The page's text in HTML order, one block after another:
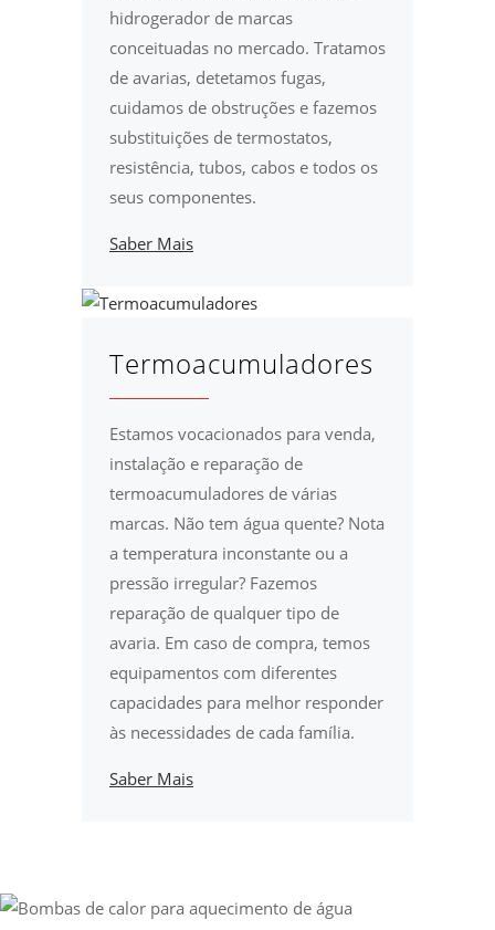
hidrogerador de marcas
conceituadas no mercado. Tratamos
de avarias, detetamos fugas,
cuidamos de obstruções e fazemos
substituições de termostatos,
resistência, tubos, cabos e todos os
seus componentes.
Saber Mais
Termoacumuladores
Estamos vocacionados para venda,
instalação e reparação de
termoacumuladores de várias
marcas. Não tem água quente? Nota
a temperatura inconstante ou a
pressão irregular? Fazemos
reparação de qualquer tipo de
avaria. Em caso de compra, temos
equipamentos com diferentes
capacidades para melhor responder
às necessidades de cada família.
Saber Mais